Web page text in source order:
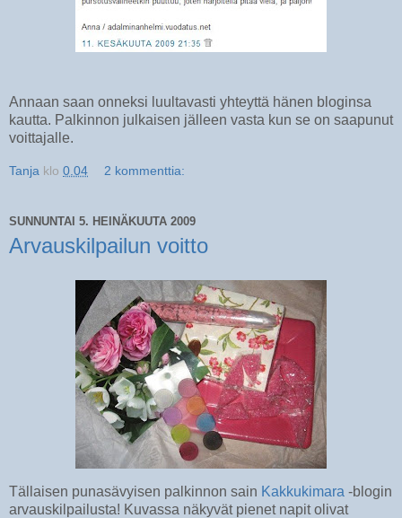
Annaan saan onneksi luultavasti yhteyttä hänen bloginsa
kautta. Palkinnon julkaisen jälleen vasta kun se on saapunut
voittajalle.
Tanja klo 0.04 2 kommenttia:
SUNNUNTAI 5. HEINÄKUUTA 2009
Arvauskilpailun voitto
Tällaisen punasävyisen palkinnon sain Kakkukimara -blogin
arvauskilpailusta! Kuvassa näkyvät pienet napit olivat